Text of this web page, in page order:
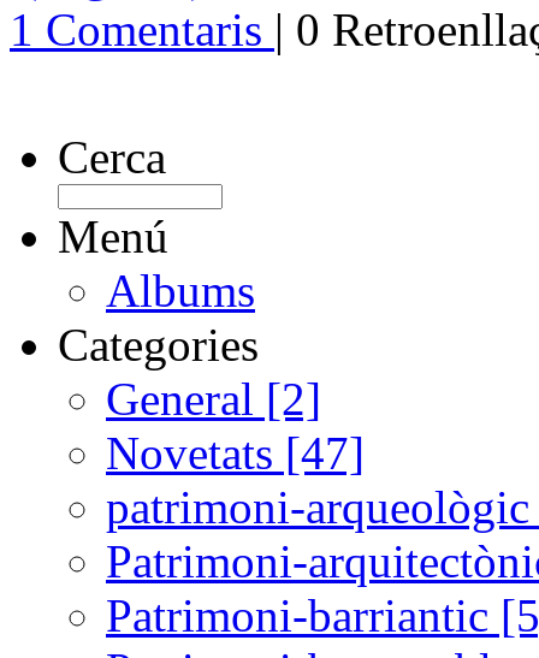
1 Comentaris | 0
Cerca
Menú
Albums
Categories
General [2]
Novetats [47]
patrimoni-
Patrimoni-
Patrimoni-barriantic